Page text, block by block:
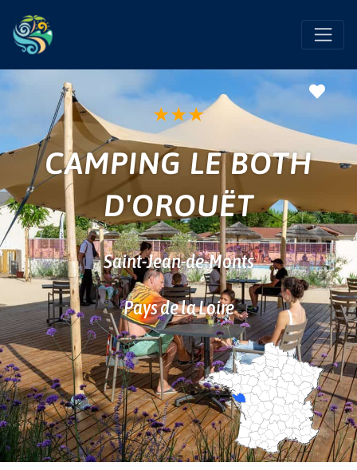
★★★
CAMPING LE BOTH
D'OROUËT
Saint-Jean-de-Monts
Pays de la Loire